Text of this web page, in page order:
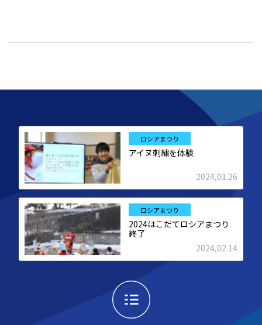
ロシアまつり
アイヌ刺繍を体験
2024,01.26
ロシアまつり
2024はこだてロシアまつり
終了
2024,02.14